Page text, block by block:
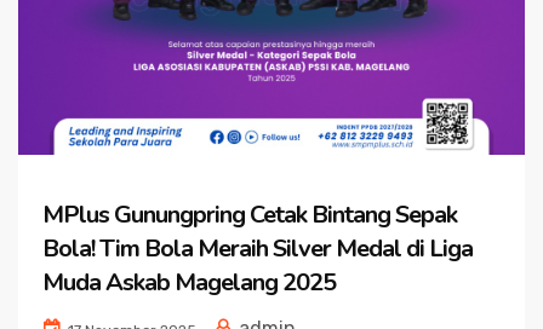
MPlus Gunungpring Cetak Bintang Sepak
Bola! Tim Bola Meraih Silver Medal di Liga
Muda Askab Magelang 2025